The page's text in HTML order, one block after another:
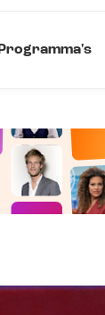
Programma's